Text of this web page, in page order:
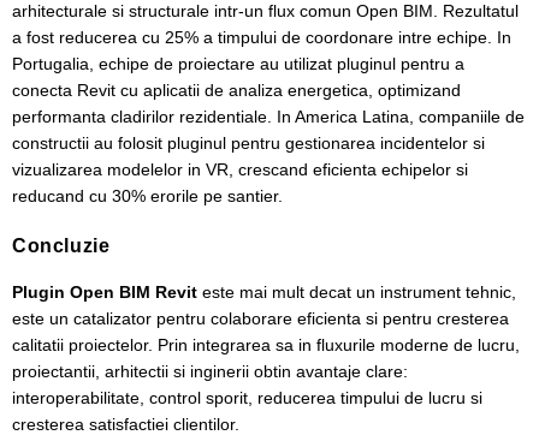
arhitecturale si structurale intr-un flux comun Open BIM. Rezultatul
a fost reducerea cu 25% a timpului de coordonare intre echipe. In
Portugalia, echipe de proiectare au utilizat pluginul pentru a
conecta Revit cu aplicatii de analiza energetica, optimizand
performanta cladirilor rezidentiale. In America Latina, companiile de
constructii au folosit pluginul pentru gestionarea incidentelor si
vizualizarea modelelor in VR, crescand eficienta echipelor si
reducand cu 30% erorile pe santier.
Concluzie
Plugin Open BIM Revit este mai mult decat un instrument tehnic,
este un catalizator pentru colaborare eficienta si pentru cresterea
calitatii proiectelor. Prin integrarea sa in fluxurile moderne de lucru,
proiectantii, arhitectii si inginerii obtin avantaje clare:
interoperabilitate, control sporit, reducerea timpului de lucru si
cresterea satisfactiei clientilor.